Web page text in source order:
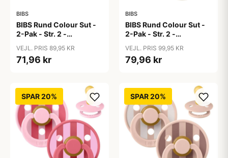
BIBS
BIBS Rund Colour Sut -
2-Pak - Str. 2 -
Black/White
VEJL. PRIS 89,95 KR
71,96 kr
BIBS
BIBS Rund Colour Sut -
2-Pak - Str. 2 -
Studio - Baby Blue/Dusty
Blue Mix
VEJL. PRIS 99,95 KR
79,96 kr
SPAR 20% SPAR 20%